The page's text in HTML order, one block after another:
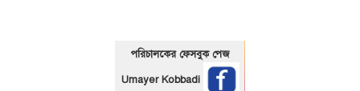
পরিচালকের ফেসবুক পেজ
Umayer Kobbadi